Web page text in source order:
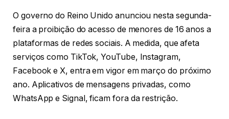
O governo do Reino Unido anunciou nesta segunda-
feira a proibição do acesso de menores de 16 anos a
plataformas de redes sociais. A medida, que afeta
serviços como TikTok, YouTube, Instagram,
Facebook e X, entra em vigor em março do próximo
ano. Aplicativos de mensagens privadas, como
WhatsApp e Signal, ficam fora da restrição.